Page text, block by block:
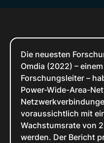
Die neuesten
Omdia (2022) –
Forschungsleiter –
Power-Wide-Area-
voraussichtlich mit
Wachstumsrate von
werden. Der Bericht